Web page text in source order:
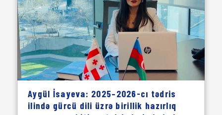
Aygül İsayeva: 2025–2026-cı tədris
ilində gürcü dili üzrə birillik hazırlıq